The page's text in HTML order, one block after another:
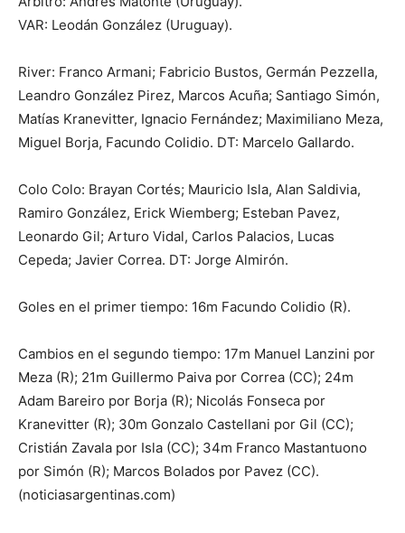
VAR: Leodán González (Uruguay).
River: Franco Armani; Fabricio Bustos, Germán Pezzella,
Leandro González Pirez, Marcos Acuña; Santiago Simón,
Matías Kranevitter, Ignacio Fernández; Maximiliano Meza,
Miguel Borja, Facundo Colidio. DT: Marcelo Gallardo.
Colo Colo: Brayan Cortés; Mauricio Isla, Alan Saldivia,
Ramiro González, Erick Wiemberg; Esteban Pavez,
Leonardo Gil; Arturo Vidal, Carlos Palacios, Lucas
Cepeda; Javier Correa. DT: Jorge Almirón.
Goles en el primer tiempo: 16m Facundo Colidio (R).
Cambios en el segundo tiempo: 17m Manuel Lanzini por
Meza (R); 21m Guillermo Paiva por Correa (CC); 24m
Adam Bareiro por Borja (R); Nicolás Fonseca por
Kranevitter (R); 30m Gonzalo Castellani por Gil (CC);
Cristián Zavala por Isla (CC); 34m Franco Mastantuono
por Simón (R); Marcos Bolados por Pavez (CC).
(noticiasargentinas.com)